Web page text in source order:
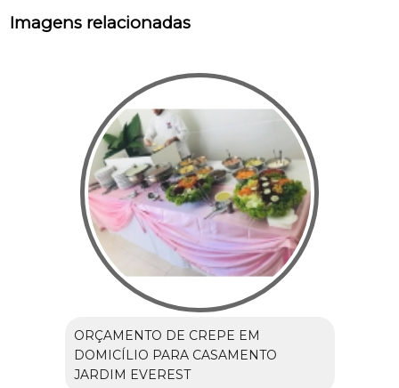
Imagens relacionadas
ORÇAMENTO DE CREPE EM
DOMICÍLIO PARA CASAMENTO
JARDIM EVEREST